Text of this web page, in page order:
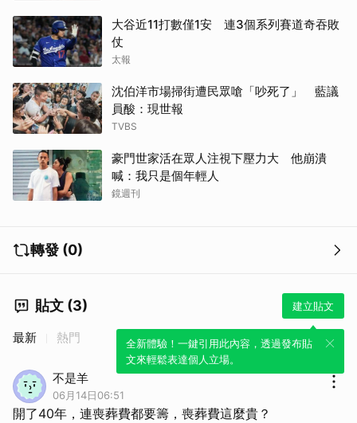
大谷近11打數僅1安 連3個系列賽道奇吞敗
仗
太報
沈伯洋市場掃街遭民眾嗆「吵死了」 藍議
員酸：現世報
TVBS
豪門世家活在眾人注視下壓力大 他崩潰
喊：我只是個年輕人
鏡週刊
轉發 (0)
貼文 (3) 建立貼文
全新體驗！一鍵引用此內容，透過發布貼
文來輕鬆表達個人立場。
最新 熱門
不是羊
06月14日06:51
開了40年，連喪葬費都要籌，喪葬費這麼貴？